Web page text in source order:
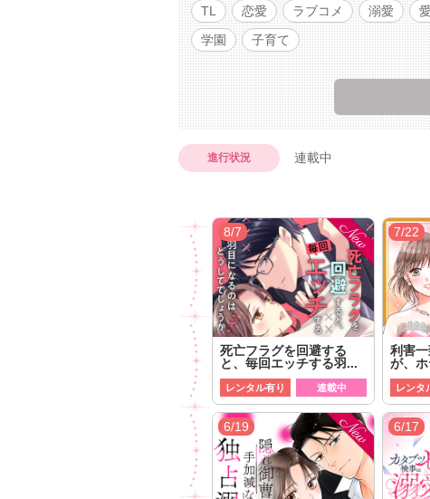
TL 恋愛 ラブコメ 溺愛
学園
子育て
進行状況 連載中
8/7
死亡フラグを回避する
と、毎回エッチする羽...
レンタル有り 連載中
7/22
利害
が、
レンタ
6/19 6/17